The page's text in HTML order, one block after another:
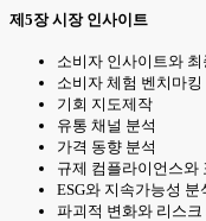
제5장 시장 인사이트
소비자 인사이트와
소비자 체험 벤치마킹
기회 지도제작
유통 채널 분석
가격 동향 분석
규제 컴플라이언스와
ESG와 지속가능성 분
파괴적 변화와 리스크